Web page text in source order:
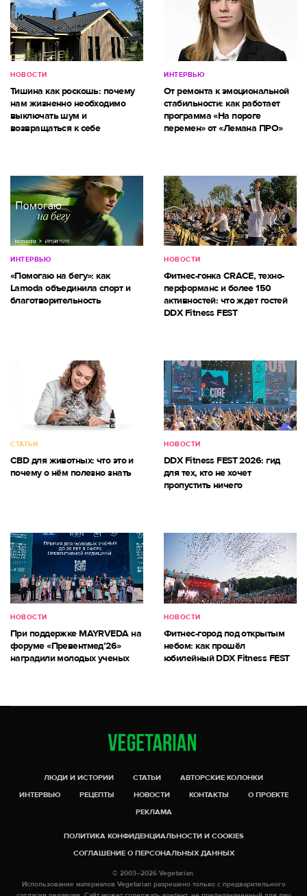
НОВОСТИ
Тишина как роскошь: почему
нам жизненно необходимо
выключать шум и
возвращаться к себе
ИНТЕРВЬЮ
От ремонта к эмоциональной
стабильности: как работает
программа «На пороге
перемен» от «Лемана ПРО»
ИНТЕРВЬЮ
«Помогаю на бегу»: как
Lamoda объединила спорт и
благотворительность
НОВОСТИ
Фитнес-гонка CRACE, техно-
перформанс и более 150
активностей: что ждет гостей
DDX Fitness FEST
СТАТЬИ
CBD для животных: что это и
почему о нём полезно знать
НОВОСТИ
DDX Fitness FEST 2026: гид
для тех, кто не хочет
пропустить ничего
НОВОСТИ
При поддержке MAYRVEDA на
форуме «Превентмед’26»
наградили молодых ученых
НОВОСТИ
Фитнес-город под открытым
небом: как прошёл
юбилейный DDX Fitness FEST
ЛЮДИ И ИСТОРИИ СТАТЬИ
АВТОРСКИЕ КОЛОНКИ
ИНТЕРВЬЮ
РЕЦЕПТЫ НОВОСТИ КОНТАКТЫ
О ПРОЕКТЕ
РЕКЛАМА
ПОЛИТИКА КОНФИДЕНЦИАЛЬНОСТИ И COOKIES
СОГЛАШЕНИЕ О ПЕРСОНАЛЬНЫХ ДАННЫХ
© 2003–2026 Vegetarian.
Использование материалов Vegetarian разрешено только с предварительного